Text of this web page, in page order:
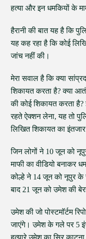
हत्या और इन धमकियों के
हैरानी की बात यह है कि
यह कह रहा है कि कोई
जांच नहीं की।
मेरा सवाल है कि क्या
शिकायत करता है? क्या
की कोई शिकायत करता
रहते ऐक्शन लेना, यह तो
लिखित शिकायत का इंतजार
जिन लोगों ने 10 जून को
माफी का वीडियो बनाकर
कोल्हे ने 14 जून को नूपुर के
बाद 21 जून को उमेश की
उमेश की जो पोस्टमॉर्टम
जाएंगे। उमेश के गले पर 5
हत्यारे उमेश का सिर